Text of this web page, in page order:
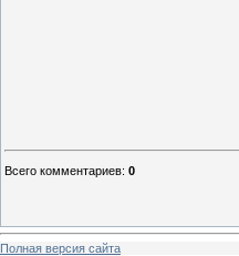
Всего комментариев: 0
Полная версия сайта